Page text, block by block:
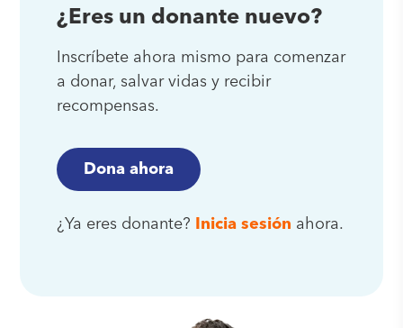
¿Eres un donante nuevo?
Inscríbete ahora mismo para comenzar
a donar, salvar vidas y recibir
recompensas.
Dona ahora
¿Ya eres donante? Inicia sesión ahora.